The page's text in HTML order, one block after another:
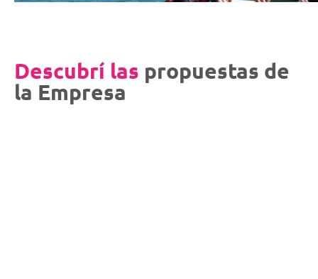
Descubrí las propuestas de
la Empresa